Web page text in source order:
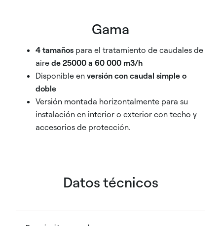
Gama
4 tamaños para el tratamiento de caudales de
aire de 25000 a 60 000 m3/h
Disponible en versión con caudal simple o
doble
Versión montada horizontalmente para su
instalación en interior o exterior con techo y
accesorios de protección.
Datos técnicos